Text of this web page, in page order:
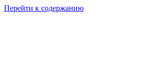
Перейти к содержанию